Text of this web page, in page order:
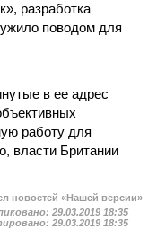
разработка
поводом для
в ее адрес
работу для
власти Британии
новостей «Нашей версии»
29.03.2019 18:35
29.03.2019 18:35